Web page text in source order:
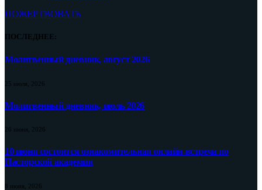
ПОЖЕРТВОВАТЬ
ПОСЛЕДНЕЕ:
Молитвенный дневник, август 2026
25 июля, 2026
Молитвенный дневник, июль 2026
26 июня, 2026
10 июня состоится ознакомительная онлайн-встреча по
Пасторской академии
8 июня, 2026